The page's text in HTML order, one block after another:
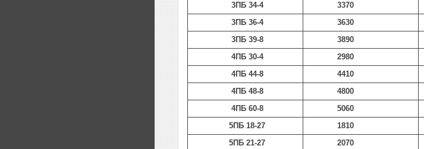
3ПБ 34-4
3370
3ПБ 36-4
3630
3ПБ 39-8
3890
4ПБ 30-4
2980
4ПБ 44-8
4410
4ПБ 48-8
4800
4ПБ 60-8
5060
5ПБ 18-27
1810
5ПБ 21-27
2070